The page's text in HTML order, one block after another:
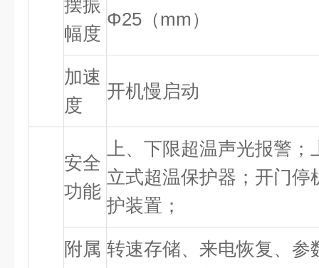
摆振
幅度
Φ25（mm）
加速
度
开机慢启动
安全
功能
上、下限超温声光报警；
立式超温保护器；开门停
护装置；
附属 转速存储、来电恢复、参